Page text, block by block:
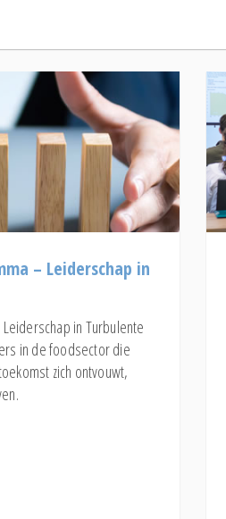
– Leiderschap in
in Turbulente
in de foodsector die
zich ontvouwt,